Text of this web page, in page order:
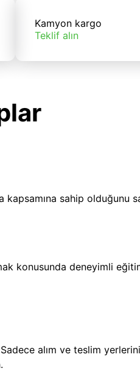
Kamyon kargo
Teklif alın
sahip olduğunu
konusunda deneyimli
alım ve teslim